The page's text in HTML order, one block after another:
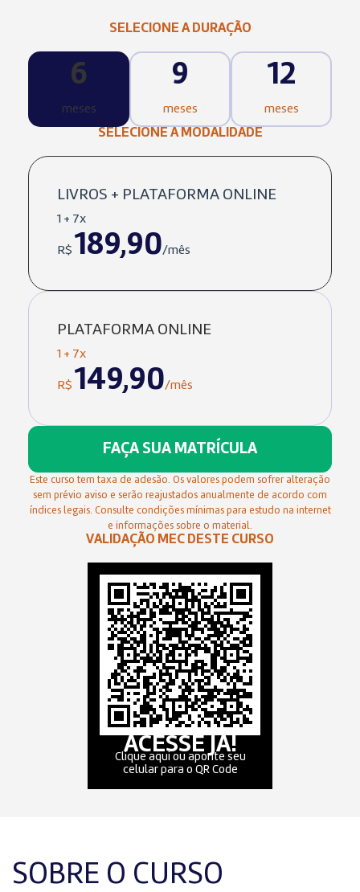
SOBRE O CURSO
SELECIONE A DURAÇÃO
6
meses
9
meses
12
meses
SELECIONE A MODALIDADE
LIVROS + PLATAFORMA ONLINE
1 + 7x
R$ 189,90/mês
PLATAFORMA ONLINE
1 + 7x
R$ 149,90/mês
FAÇA SUA MATRÍCULA
Este curso tem taxa de adesão. Os valores podem sofrer alteração
sem prévio aviso e serão reajustados anualmente de acordo com
índices legais. Consulte condições mínimas para estudo na internet
e informações sobre o material.
VALIDAÇÃO MEC DESTE CURSO
ACESSE JÁ!
Clique aqui ou aponte seu
celular para o QR Code